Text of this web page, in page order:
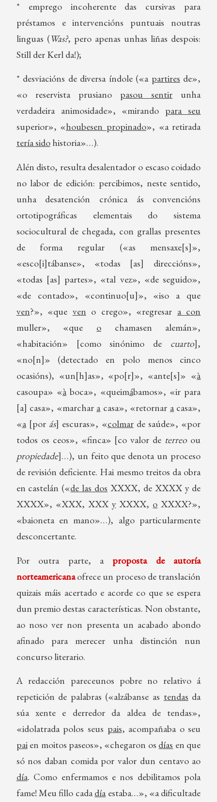
* emprego incoherente das cursivas para
préstamos e intervencións puntuais noutras
linguas (Was?, pero apenas unhas liñas despois:
Still der Kerl da!);
* desviacións de diversa índole («a partires de»,
«o reservista prusiano pasou sentir unha
verdadeira animosidade», «mirando para seu
superior», «houbesen propinado», «a retirada
tería sidohistoria»…).
Alén disto, resulta desalentador o escaso coidado
no labor de edición: percibimos, neste sentido,
unha desatención crónica ás convencións
ortotipográficas elementais do sistema
sociocultural de chegada, con grallas presentes
de forma regular («as mensaxe[s]»,
«esco[i]tábanse», «todas [as] direccións»,
«todas [as] partes», «tal vez», «de seguido»,
«de contado», «continuo[u]», «iso a que
ven?», «que ven o crego», «regresar a con
muller», «que o chamasen alemán»,
«habitación» [como sinónimo de cuarto],
«no[n]» (detectado en polo menos cinco
ocasións), «un[h]as», «po[r]», «ante[s]» «à
casoupa» «àboca», «queimábamos», «ir para
[a] casa», «marchar a casa», «retornar acasa»,
«a[por ás] escuras», «colmarde saúde», «por
todos os ceos», «finca» [co valor de terreo ou
propiedade]…), un feito que denota un proceso
de revisión deficiente. Hai mesmo treitos da obra
en castelán («de las dos XXXX, de XXXX y de
XXXX», «XXX, XXX yXXXX, o XXXX?»,
«baioneta en mano»…), algo particularmente
desconcertante.
Por outra parte, a proposta de autoría
norteamericanaofrece un proceso de translación
quizais máis acertado e acorde co que se espera
dun premio destas características. Non obstante,
ao noso ver non presenta un acabado abondo
afinado para merecer unha distinción nun
concurso literario.
A redacción pareceunos pobre no relativo á
repetición de palabras («alzábanse as tendas da
súa xente e derredor da aldea de tendas»,
«idolatrada polos seus pais, acompañaba o seu
paien moitos paseos», «chegaron os días en que
só nos daban comida por valor dun centavo ao
día. Como enfermamos e nos debilitamos pola
fame! Meu fillo cadadía estaba…», «a dificultade